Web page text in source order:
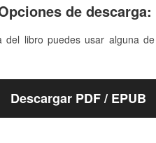
de descarga:
del libro puedes usar alguna
Descargar PDF / EPUB